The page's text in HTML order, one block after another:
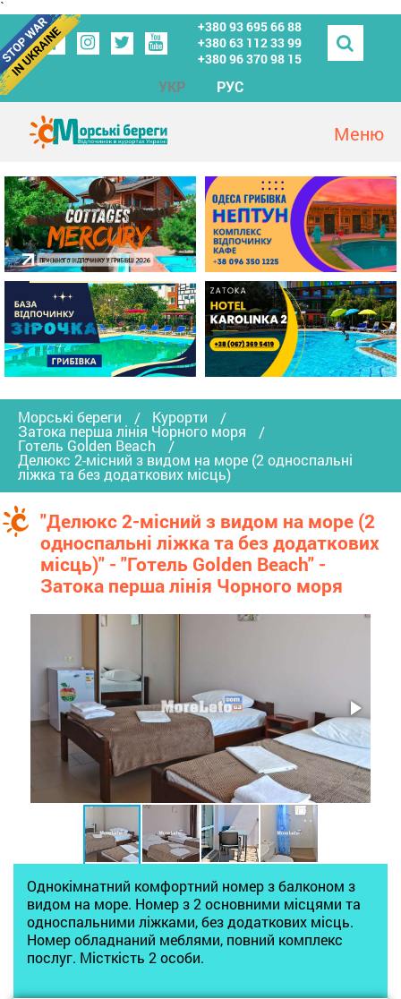
`
+380 93 695 66 88
+380 63 112 33 99
+380 96 370 98 15
УКР РУС
Морські береги Курорти
Затока перша лінія Чорного моря
Готель Golden Beach
Делюкс 2-місний з видом на море (2 односпальні
ліжка та без додаткових місць)
"Делюкс 2-місний з видом на море (2
односпальні ліжка та без додаткових
місць)" - "Готель Golden Beach" -
Затока перша лінія Чорного моря
Однокімнатний комфортний номер з балконом з
видом на море. Номер з 2 основними місцями та
односпальними ліжками, без додаткових місць.
Номер обладнаний меблями, повний комплекс
послуг. Місткість 2 особи.